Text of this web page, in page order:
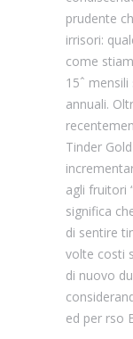
prudente
irrisori:
come
15ˆ
annuali.
Tinder
agli fruitori
significa
di sentire
volte costi
di nuovo
ed per rso